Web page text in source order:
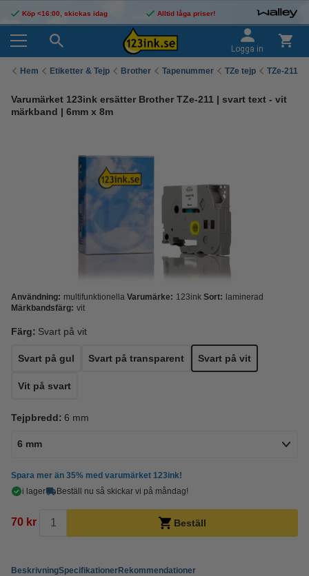
Köp <16:00, skickas idag Alltid låga priser!
Logga in
Hem Etiketter & Tejp Brother Tapenummer TZe tejp TZe-211
Varumärket 123ink ersätter Brother TZe-211 | svart text - vit
märkband | 6mm x 8m
Användning: multifunktionella Varumärke: 123ink Sort: laminerad
Märkbandsfärg: vit
Färg: Svart på vit
Svart på gul Svart på transparent Svart på vit
Vit på svart
Tejpbredd: 6 mm
6 mm
Spara mer än 35% med varumärket 123ink!
i lager
Beställ nu så skickar vi på måndag!
70 kr Beställ
BeskrivningSpecifikationerRekommendationer